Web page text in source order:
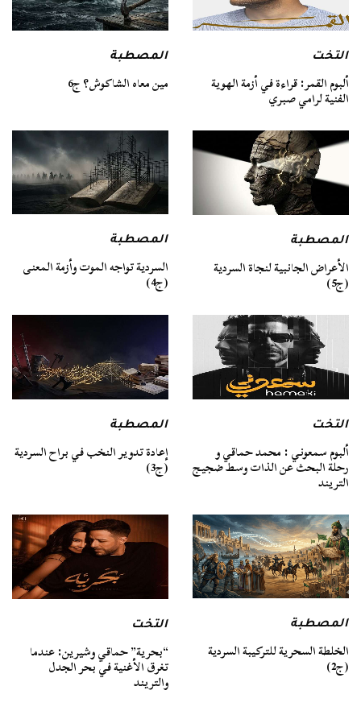
التخت
ألبوم القمر: قراءة في أزمة الهوية
الفنية لرامي صبري
المصطبة
مين معاه الشاكوش؟ ج6
المصطبة
الأعراض الجانبية لنجاة السردية
(ج5)
المصطبة
السردية تواجه الموت وأزمة المعنى
(ج4)
التخت
ألبوم سمعوني : محمد حماقي و
رحلة البحث عن الذات وسط ضجيج
التريند
المصطبة
إعادة تدوير النخب في براح السردية
(ج3)
المصطبة
الخلطة السحرية للتركيبة السردية
(ج2)
التخت
“بحرية” حماقي وشيرين: عندما
تغرق الأغنية في بحر الجدل
والتريند